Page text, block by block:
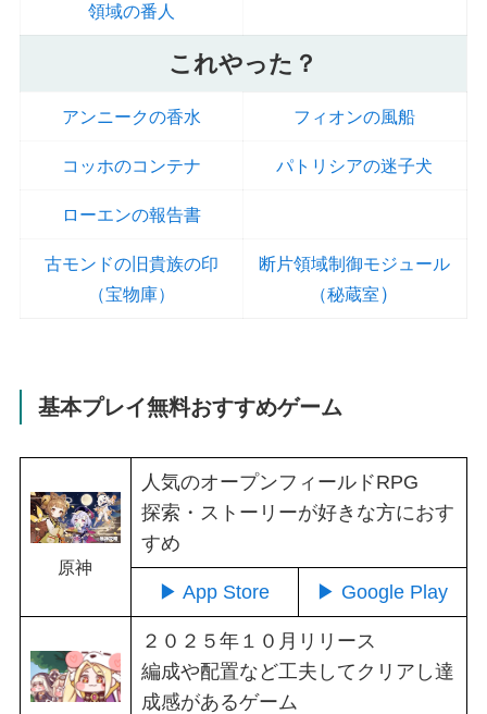
領域の番人
これやった？
アンニークの香水 フィオンの風船
コッホのコンテナ パトリシアの迷子犬
ローエンの報告書
古モンドの旧貴族の印
（宝物庫）
断片領域制御モジュール
（秘蔵室 ）
基本プレイ無料おすすめゲーム
原神
人気のオープンフィールドRPG
探索・ストーリーが好きな方におす
すめ
▶ App Store ▶ Google Play
２０２５年１０月リリース
編成や配置など工夫してクリアし達
成感があるゲーム